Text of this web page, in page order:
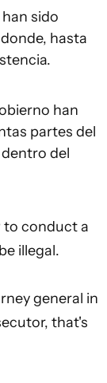
sido
hasta
han
partes del
del
to conduct a
illegal.
general in
that's